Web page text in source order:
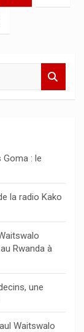
Goma : le
la radio Kako
Rwanda à
une
Waitswalo